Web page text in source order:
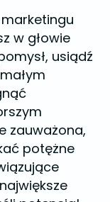
w głowie
usiądź
zauważona,
potężne